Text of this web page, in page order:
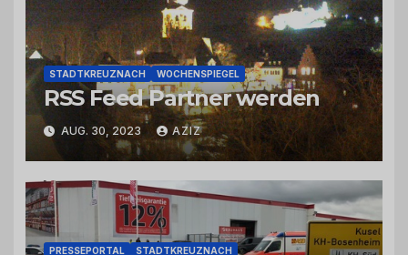
STADTKREUZNACH WOCHENSPIEGEL
RSS Feed Partner werden
AUG. 30, 2023 AZIZ
PRESSEPORTAL STADTKREUZNACH